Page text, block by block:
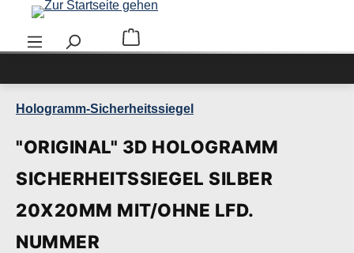
Zum Hauptinhalt springen
Warenkorb enthält 0 Positionen. Der
Hologramm-Sicherheitssiegel
"ORIGINAL" 3D HOLOGRAMM
SICHERHEITSSIEGEL SILBER
20X20MM MIT/OHNE LFD.
NUMMER